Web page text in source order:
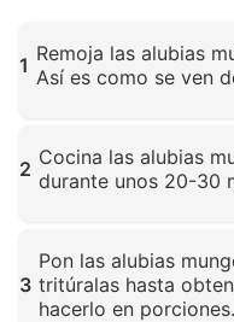
1 Remoja las alubias
Así es como se ven
2 Cocina las alubias
durante unos 20-30
3
Pon las alubias
tritúralas hasta
hacerlo en porciones.